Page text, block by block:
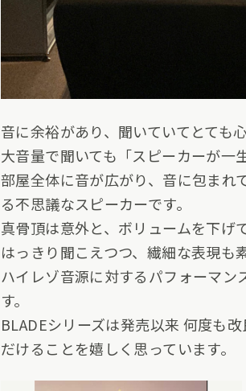
音に余裕があり、聞いていてとても
大音量で聞いても「スピーカーが一
部屋全体に音が広がり、音に包まれ
る不思議なスピーカーです。
真骨頂は意外と、ボリュームを下げ
はっきり聞こえつつ、繊細な表現も
ハイレゾ音源に対するパフォーマン
す。
BLADEシリーズは発売以来 何度も
だけることを嬉しく思っています。